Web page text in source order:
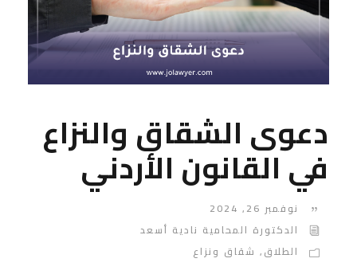
دعوى الشقاق والنزاع
في القانون الأردني
نوفمبر 26, 2024
الدكتورة المحامية نادية أسعد
الطلاق, شقاق ونزاع